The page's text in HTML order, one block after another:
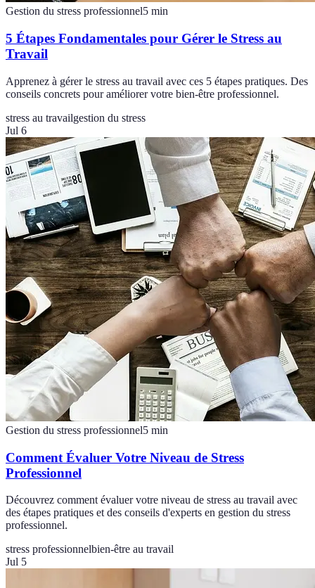
Gestion du stress professionnel5 min
5 Étapes Fondamentales pour Gérer le Stress au
Travail
Apprenez à gérer le stress au travail avec ces 5 étapes pratiques. Des
conseils concrets pour améliorer votre bien-être professionnel.
stress au travailgestion du stress
Jul 6
Gestion du stress professionnel5 min
Comment Évaluer Votre Niveau de Stress
Professionnel
Découvrez comment évaluer votre niveau de stress au travail avec
des étapes pratiques et des conseils d'experts en gestion du stress
professionnel.
stress professionnelbien-être au travail
Jul 5